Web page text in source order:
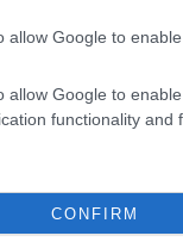
allow Google to
allow Google to
functionality and
CONFIRM
του